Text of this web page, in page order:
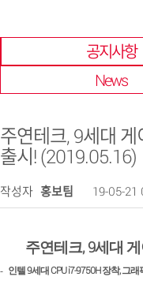
공지사항
News
주연테크, 9세대
출시! (2019.05.16)
작성자 홍보팀 19-05-21
주연테크, 9세대
- 인텔 9세대 CPU i7-9750H장착,그래